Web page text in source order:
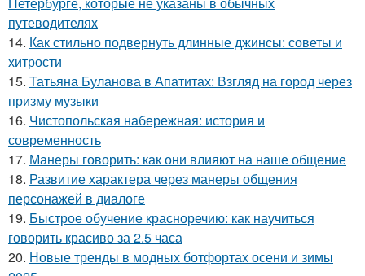
путеводителях
14. Как стильно подвернуть длинные джинсы: советы и
хитрости
15. Татьяна Буланова в Апатитах: Взгляд на город через
призму музыки
16. Чистопольская набережная: история и
современность
17. Манеры говорить: как они влияют на наше общение
18. Развитие характера через манеры общения
персонажей в диалоге
19. Быстрое обучение красноречию: как научиться
говорить красиво за 2.5 часа
20. Новые тренды в модных ботфортах осени и зимы